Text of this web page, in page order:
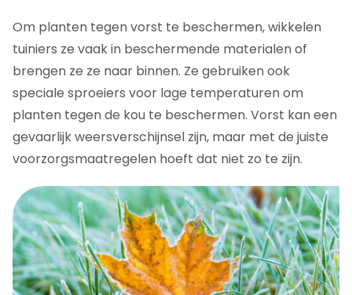
Om planten tegen vorst te beschermen, wikkelen
tuiniers ze vaak in beschermende materialen of
brengen ze ze naar binnen. Ze gebruiken ook
speciale sproeiers voor lage temperaturen om
planten tegen de kou te beschermen. Vorst kan een
gevaarlijk weersverschijnsel zijn, maar met de juiste
voorzorgsmaatregelen hoeft dat niet zo te zijn.